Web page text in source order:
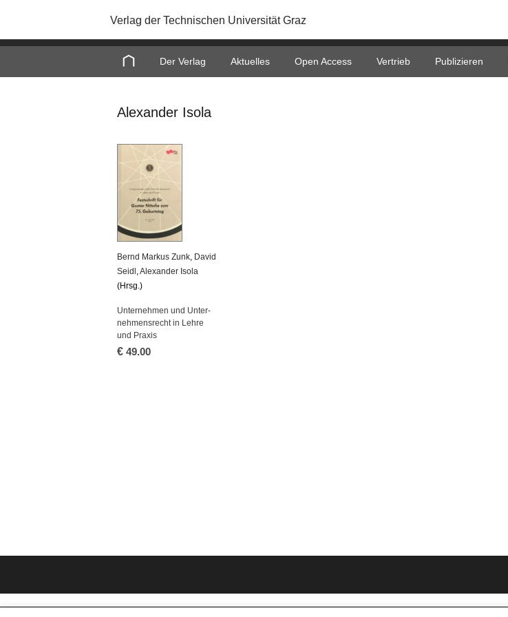
Verlag der Technischen Universität Graz
Home Der Verlag Aktuelles Open Access Vertrieb Publizieren
Alexander Isola
Bernd Mar­kus Zunk, David
Seidl,Alex­an­der Isola
(Hrsg.)
Un­ter­neh­men und Un­ter­
neh­mens­recht in Lehre
und Pra­xis
€ 49.00